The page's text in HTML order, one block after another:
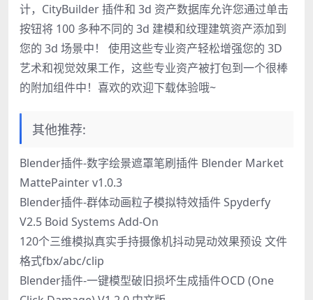
计，CityBuilder 插件和 3d 资产数据库允许您通过单击
按钮将 100 多种不同的 3d 建模和纹理建筑资产添加到
您的 3d 场景中！ 使用这些专业资产轻松增强您的 3D
艺术和视觉效果工作，这些专业资产被打包到一个很棒
的附加组件中！喜欢的欢迎下载体验哦~
其他推荐:
Blender插件-数字绘景遮罩笔刷插件 Blender Market
MattePainter v1.0.3
Blender插件-群体动画粒子模拟特效插件 Spyderfy
V2.5 Boid Systems Add-On
120个三维模拟真实手持摄像机抖动晃动效果预设 文件
格式fbx/abc/clip
Blender插件-一键模型破旧损坏生成插件OCD (One